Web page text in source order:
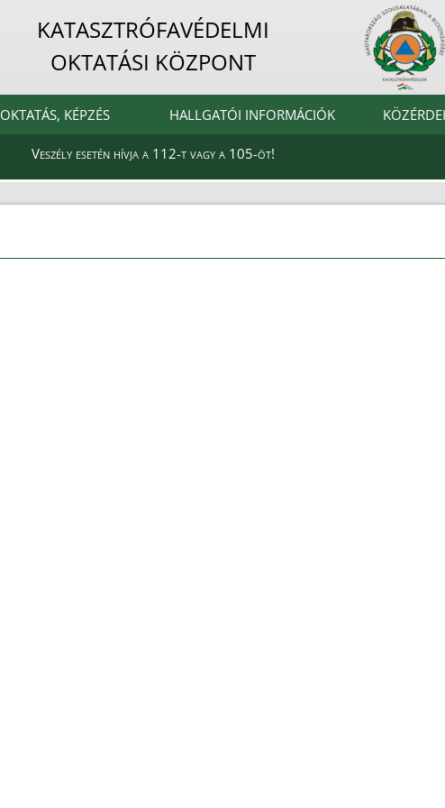
KATASZTRÓFAVÉDELMI
OKTATÁSI KÖZPONT
OKTATÁS, KÉPZÉS HALLGATÓI INFORMÁCIÓK
Veszély esetén hívja a 112-t vagy a 105-öt!